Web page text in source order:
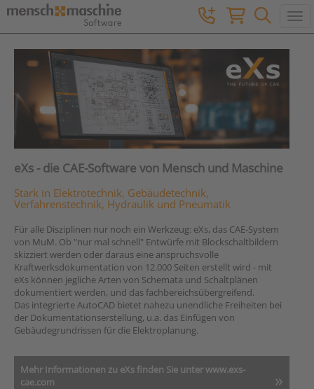
eXs - die CAE-Software von Mensch und Maschine
Stark in Elektrotechnik, Gebäudetechnik,
Verfahrenstechnik, Hydraulik und Pneumatik
Für alle Disziplinen nur noch ein Werkzeug: eXs, das CAE-System
von MuM. Ob "nur mal schnell" Entwürfe mit Blockschaltbildern
skizziert werden oder daraus eine anspruchsvolle
Kraftwerksdokumentation von 12.000 Seiten erstellt wird - mit
eXs können jegliche Arten von Schemata und Schaltplänen
dokumentiert werden, und das fachbereichsübergreifend.
Das integrierte AutoCAD bietet nahezu unendliche Freiheiten bei
der Dokumentationserstellung, u.a. das Einfügen von
Gebäudegrundrissen für die Elektroplanung.
Mehr Informationen zu eXs finden Sie unter www.exs-
cae.com